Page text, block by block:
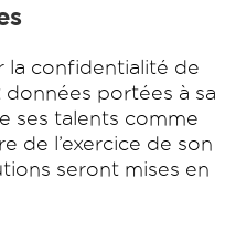
la confidentialité de
portées à sa
ses talents comme
de l’exercice de son
seront mises en